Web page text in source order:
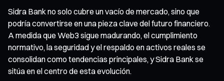
Sidra Bank no solo cubre un vacío de mercado, sino que
podría convertirse en una pieza clave del futuro financiero.
A medida que Web3 sigue madurando, el cumplimiento
normativo, la seguridad y el respaldo en activos reales se
consolidan como tendencias principales, y Sidra Bank se
sitúa en el centro de esta evolución.